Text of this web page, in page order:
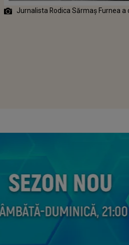
Jurnalista Rodica Sărmaș Furnea